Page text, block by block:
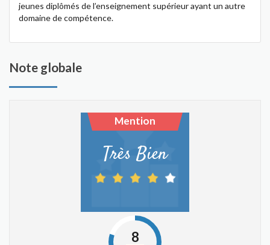
jeunes diplômés de l’enseignement supérieur ayant un autre
domaine de compétence.
Note globale
Mention
Très Bien
8